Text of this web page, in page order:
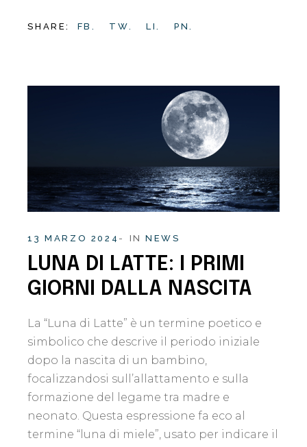
SHARE: FB. TW. LI. PN.
13 MARZO 2024 IN NEWS
LUNA DI LATTE: I PRIMI
GIORNI DALLA NASCITA
La “Luna di Latte” è un termine poetico e
simbolico che descrive il periodo iniziale
dopo la nascita di un bambino,
focalizzandosi sull’allattamento e sulla
formazione del legame tra madre e
neonato. Questa espressione fa eco al
termine “luna di miele”, usato per indicare il